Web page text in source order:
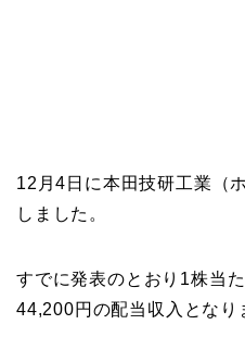
12月4日に本田技研工業（
しました。
すでに発表のとおり1株当
44,200円の配当収入となり